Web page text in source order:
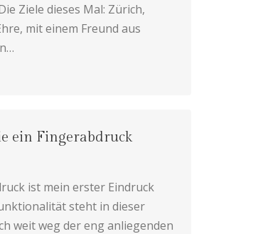
Ziele dieses Mal: Zürich,
mit einem Freund aus
ein Fingerabdruck
ist mein erster Eindruck
steht in dieser
weit weg der eng anliegenden